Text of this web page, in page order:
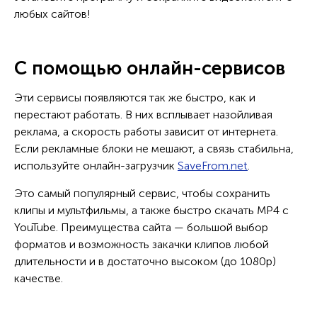
любых сайтов!
С помощью онлайн-сервисов
Эти сервисы появляются так же быстро, как и
перестают работать. В них всплывает назойливая
реклама, а скорость работы зависит от интернета.
Если рекламные блоки не мешают, а связь стабильна,
используйте онлайн-загрузчик SaveFrom.net
Это самый популярный сервис, чтобы сохранить
клипы и мультфильмы, а также быстро скачать MP4 с
YouTube. Преимущества сайта — большой выбор
форматов и возможность закачки клипов любой
длительности и в достаточно высоком (до 1080p)
качестве.